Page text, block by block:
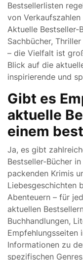
Bestsellerlisten
von
Aktuelle Bestseller-
Sachbücher,
– die Vielfalt ist
Blick auf die
inspirierende und
Gibt es
aktuelle
einem
Ja, es gibt
Bestseller-Bücher
packenden Krimis
Liebesgeschichten
Abenteuern – für
aktuellen
Buchhandlungen,
Empfehlungsseiten
Informationen zu
spezifischen